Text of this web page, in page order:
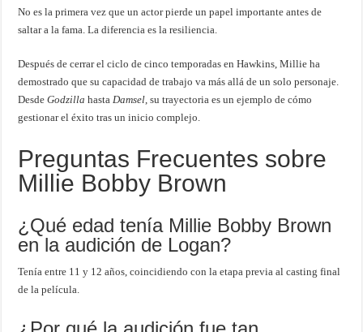
No es la primera vez que un actor pierde un papel importante antes de
saltar a la fama. La diferencia es la resiliencia.
Después de cerrar el ciclo de cinco temporadas en Hawkins, Millie ha
demostrado que su capacidad de trabajo va más allá de un solo personaje.
DesdeGodzilla hastaDamsel, su trayectoria es un ejemplo de cómo
gestionar el éxito tras un inicio complejo.
Preguntas Frecuentes sobre
Millie Bobby Brown
¿Qué edad tenía Millie Bobby Brown
en la audición de Logan?
Tenía entre 11 y 12 años, coincidiendo con la etapa previa al casting final
de la película.